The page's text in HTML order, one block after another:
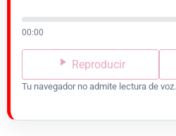
00:00
Reproducir
Tu navegador no admite lectura de voz.